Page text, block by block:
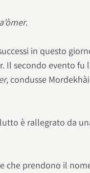
.
in questo
Il secondo evento fu
, condusse
è rallegrato da
che prendono il